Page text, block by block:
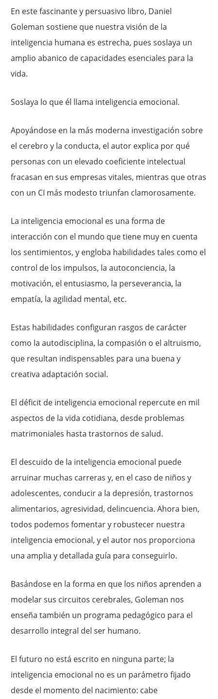
En este fascinante y persuasivo libro, Daniel
Goleman sostiene que nuestra visión de la
inteligencia humana es estrecha, pues soslaya un
amplio abanico de capacidades esenciales para la
vida.
Soslaya lo que él llama inteligencia emocional.
Apoyándose en la más moderna investigación sobre
el cerebro y la conducta, el autor explica por qué
personas con un elevado coeficiente intelectual
fracasan en sus empresas vitales, mientras que otras
con un CI más modesto triunfan clamorosamente.
La inteligencia emocional es una forma de
interacción con el mundo que tiene muy en cuenta
los sentimientos, y engloba habilidades tales como el
control de los impulsos, la autoconciencia, la
motivación, el entusiasmo, la perseverancia, la
empatía, la agilidad mental, etc.
Estas habilidades configuran rasgos de carácter
como la autodisciplina, la compasión o el altruismo,
que resultan indispensables para una buena y
creativa adaptación social.
El déficit de inteligencia emocional repercute en mil
aspectos de la vida cotidiana, desde problemas
matrimoniales hasta trastornos de salud.
El descuido de la inteligencia emocional puede
arruinar muchas carreras y, en el caso de niños y
adolescentes, conducir a la depresión, trastornos
alimentarios, agresividad, delincuencia. Ahora bien,
todos podemos fomentar y robustecer nuestra
inteligencia emocional, y el autor nos proporciona
una amplia y detallada guía para conseguirlo.
Basándose en la forma en que los niños aprenden a
modelar sus circuitos cerebrales, Goleman nos
enseña también un programa pedagógico para el
desarrollo integral del ser humano.
El futuro no está escrito en ninguna parte; la
inteligencia emocional no es un parámetro fijado
desde el momento del nacimiento: cabe